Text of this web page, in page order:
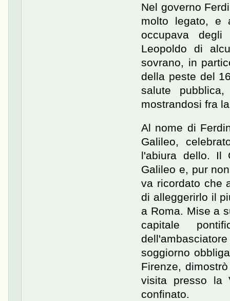
Nel governo
molto legato, e
occupava
Leopoldo di
sovrano, in
della peste del
salute
mostrandosi fra
Al nome di
Galileo,
l'abiura dello. Il
Galileo e, pur
va ricordato che
di alleggerirlo il
a Roma. Mise a
capitale
soggiorno
Firenze,
visita presso la
confinato.